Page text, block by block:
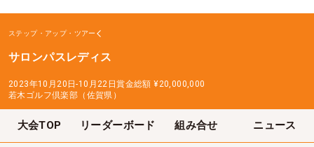
ステップ・アップ・ツアー
サロンパスレディス
2023年10月20日-10月22日賞金総額 ¥20,000,000
若木ゴルフ倶楽部（佐賀県）
大会TOP リーダーボード 組み合せ ニュース